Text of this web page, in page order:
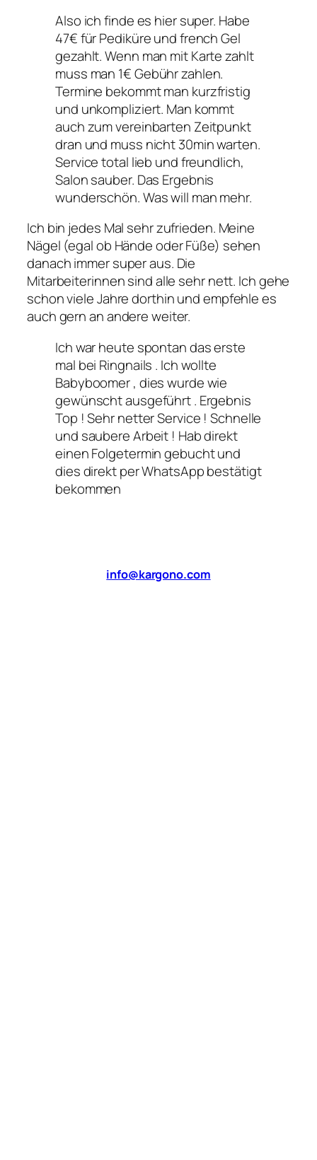
Also ich finde es hier super. Habe
47€ für Pediküre und french Gel
gezahlt. Wenn man mit Karte zahlt
muss man 1€ Gebühr zahlen.
Termine bekommt man kurzfristig
und unkompliziert. Man kommt
auch zum vereinbarten Zeitpunkt
dran und muss nicht 30min warten.
Service total lieb und freundlich,
Salon sauber. Das Ergebnis
wunderschön. Was will man mehr.
Ich bin jedes Mal sehr zufrieden. Meine
Nägel (egal ob Hände oder Füße) sehen
danach immer super aus. Die
Mitarbeiterinnen sind alle sehr nett. Ich gehe
schon viele Jahre dorthin und empfehle es
auch gern an andere weiter.
Ich war heute spontan das erste
mal bei Ringnails . Ich wollte
Babyboomer , dies wurde wie
gewünscht ausgeführt . Ergebnis
Top ! Sehr netter Service ! Schnelle
und saubere Arbeit ! Hab direkt
einen Folgetermin gebucht und
dies direkt per WhatsApp bestätigt
bekommen
info@kargono.com